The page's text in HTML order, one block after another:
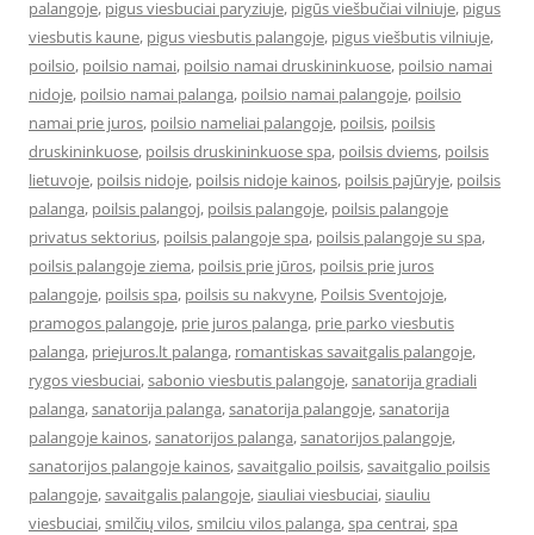
palangoje, pigus viesbuciai paryziuje, pigūs viešbučiai vilniuje, pigus
viesbutis kaune, pigus viesbutis palangoje, pigus viešbutis vilniuje,
poilsio, poilsio namai, poilsio namai druskininkuose, poilsio namai
nidoje, poilsio namai palanga, poilsio namai palangoje, poilsio
namai prie juros, poilsio nameliai palangoje, poilsis, poilsis
druskininkuose, poilsis druskininkuose spa, poilsis dviems, poilsis
lietuvoje, poilsis nidoje, poilsis nidoje kainos, poilsis pajūryje, poilsis
palanga, poilsis palangoj, poilsis palangoje, poilsis palangoje
privatus sektorius, poilsis palangoje spa, poilsis palangoje su spa,
poilsis palangoje ziema, poilsis prie jūros, poilsis prie juros
palangoje, poilsis spa, poilsis su nakvyne, Poilsis Sventojoje,
pramogos palangoje, prie juros palanga, prie parko viesbutis
palanga, priejuros.lt palanga, romantiskas savaitgalis palangoje,
rygos viesbuciai,sabonio viesbutis palangoje,sanatorija gradiali
palanga,sanatorija palanga,sanatorija palangoje,sanatorija
palangoje kainos,sanatorijos palanga,sanatorijos palangoje,
sanatorijos palangoje kainos,savaitgalio poilsis,savaitgalio poilsis
palangoje,savaitgalis palangoje,siauliai viesbuciai,siauliu
viesbuciai,smilčių vilos,smilciu vilos palanga,spa centrai,spa